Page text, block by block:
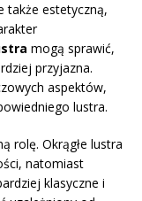
także estetyczną,
mogą sprawić,
przyjazna.
aspektów,
lustra.
rolę. Okrągłe lustra
natomiast
klasyczne i